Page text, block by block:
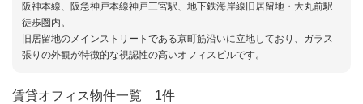
阪神本線、阪急神戸本線神戸三宮駅、地下鉄海岸線旧居留地・大丸前駅
徒歩圏内。
旧居留地のメインストリートである京町筋沿いに立地しており、ガラス
張りの外観が特徴的な視認性の高いオフィスビルです。
賃貸オフィス物件一覧 1件